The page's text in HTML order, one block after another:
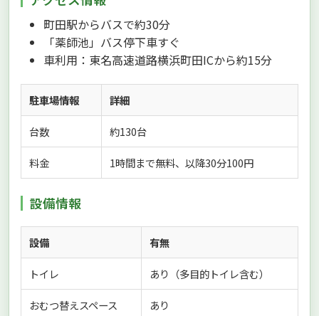
町田駅からバスで約30分
「薬師池」バス停下車すぐ
車利用：東名高速道路横浜町田ICから約15分
駐車場情報 詳細
台数 約130台
料金 1時間まで無料、以降30分100円
設備情報
設備 有無
トイレ あり（多目的トイレ含む）
おむつ替えスペース あり